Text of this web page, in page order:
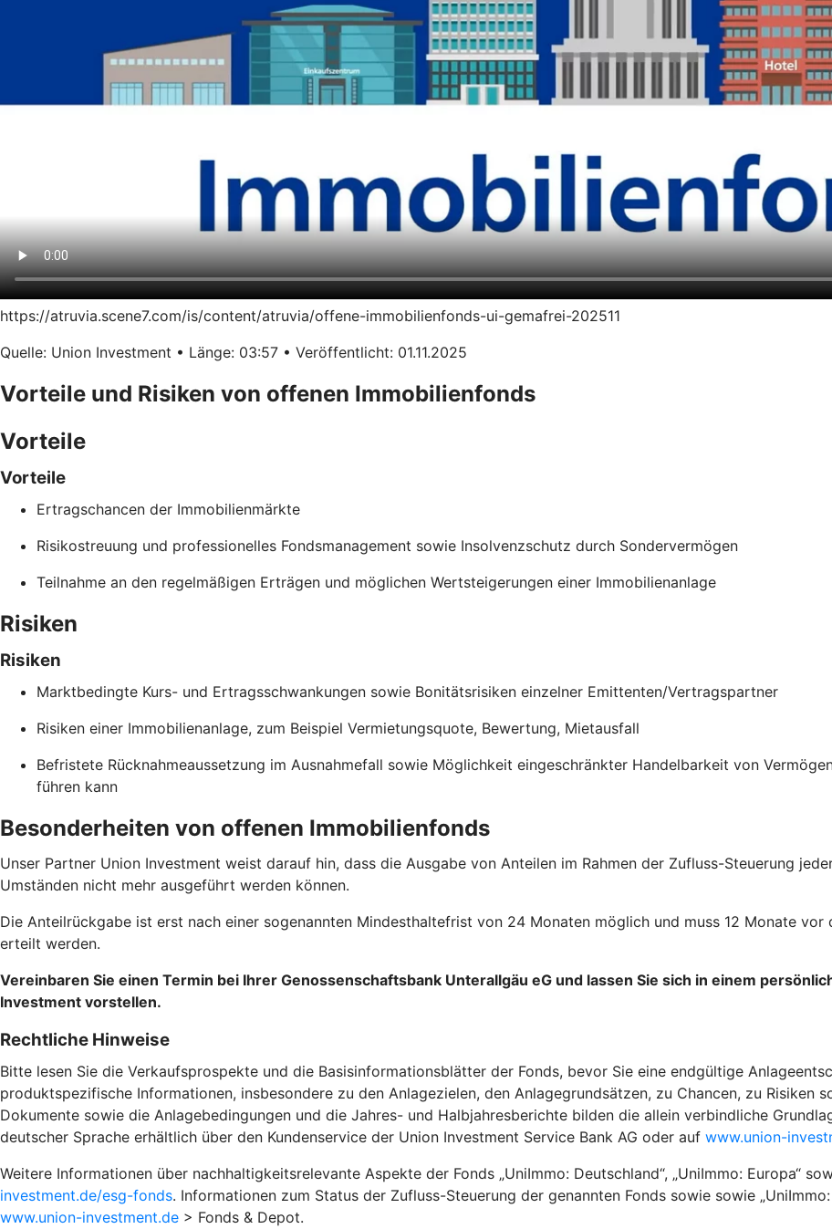
https://atruvia.scene7.com/is/content/atruvia/offene-immobilienfonds-ui-gemafrei-202511
Quelle: Union Investment • Länge: 03:57 • Veröffentlicht: 01.11.2025
Vorteile und Risiken von offenen Immobilienfonds
Vorteile
Vorteile
Ertragschancen der Immobilienmärkte
Risikostreuung und professionelles Fondsmanagement sowie Insolvenzschutz durch Sondervermögen
Teilnahme an den regelmäßigen Erträgen und möglichen Wertsteigerungen einer Immobilienanlage
Risiken
Risiken
Marktbedingte Kurs- und Ertragsschwankungen sowie Bonitätsrisiken einzelner Emittenten/Vertragspartner
Risiken einer Immobilienanlage, zum Beispiel Vermietungsquote, Bewertung, Mietausfall
Befristete Rücknahmeaussetzung im Ausnahmefall sowie Möglichkeit eingeschränkter Handelbarkeit von
führen kann
Besonderheiten von offenen Immobilienfonds
Unser Partner Union Investment weist darauf hin, dass die Ausgabe von Anteilen im Rahmen der Zufluss-Steuerung
Umständen nicht mehr ausgeführt werden können.
Die Anteilrückgabe ist erst nach einer sogenannten Mindesthaltefrist von 24 Monaten möglich und muss 12 Monate
erteilt werden.
Vereinbaren Sie einen Termin bei Ihrer Genossenschaftsbank Unterallgäu eG und lassen Sie sich in einem
Investment vorstellen.
Rechtliche Hinweise
Bitte lesen Sie die Verkaufsprospekte und die Basisinformationsblätter der Fonds, bevor Sie eine endgültige
produktspezifische Informationen, insbesondere zu den Anlagezielen, den Anlagegrundsätzen, zu Chancen, zu Risiken
Dokumente sowie die Anlagebedingungen und die Jahres- und Halbjahresberichte bilden die allein verbindliche
deutscher Sprache erhältlich über den Kundenservice der Union Investment Service Bank AG oder auf www.union-
Weitere Informationen über nachhaltigkeitsrelevante Aspekte der Fonds „UniImmo: Deutschland“, „UniImmo: Europa“
investment.de/esg-fonds. Informationen zum Status der Zufluss-Steuerung der genannten Fonds sowie sowie
www.union-investment.de > Fonds & Depot.